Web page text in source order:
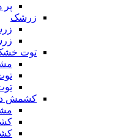
زرشک
توت
کشمش